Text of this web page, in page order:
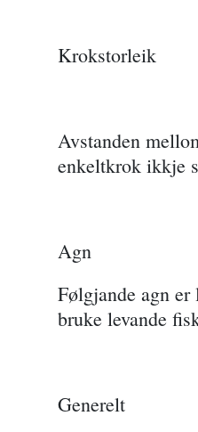
Krokstorleik
Avstanden
enkeltkrok ikkje
Agn
Følgjande agn
bruke levande
Generelt